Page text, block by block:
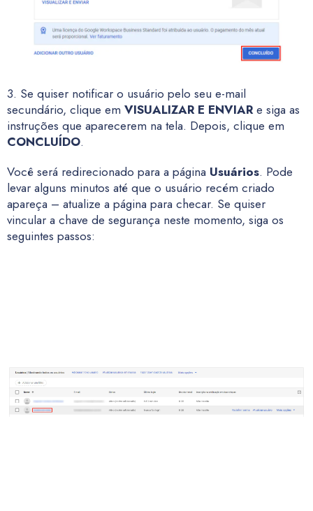
3. Se quiser notificar o usuário pelo seu e-mail
secundário, clique em VISUALIZAR E ENVIAR e siga as
instruções que aparecerem na tela. Depois, clique em
CONCLUÍDO.
Você será redirecionado para a página Usuários. Pode
levar alguns minutos até que o usuário recém criado
apareça – atualize a página para checar. Se quiser
vincular a chave de segurança neste momento, siga os
seguintes passos: